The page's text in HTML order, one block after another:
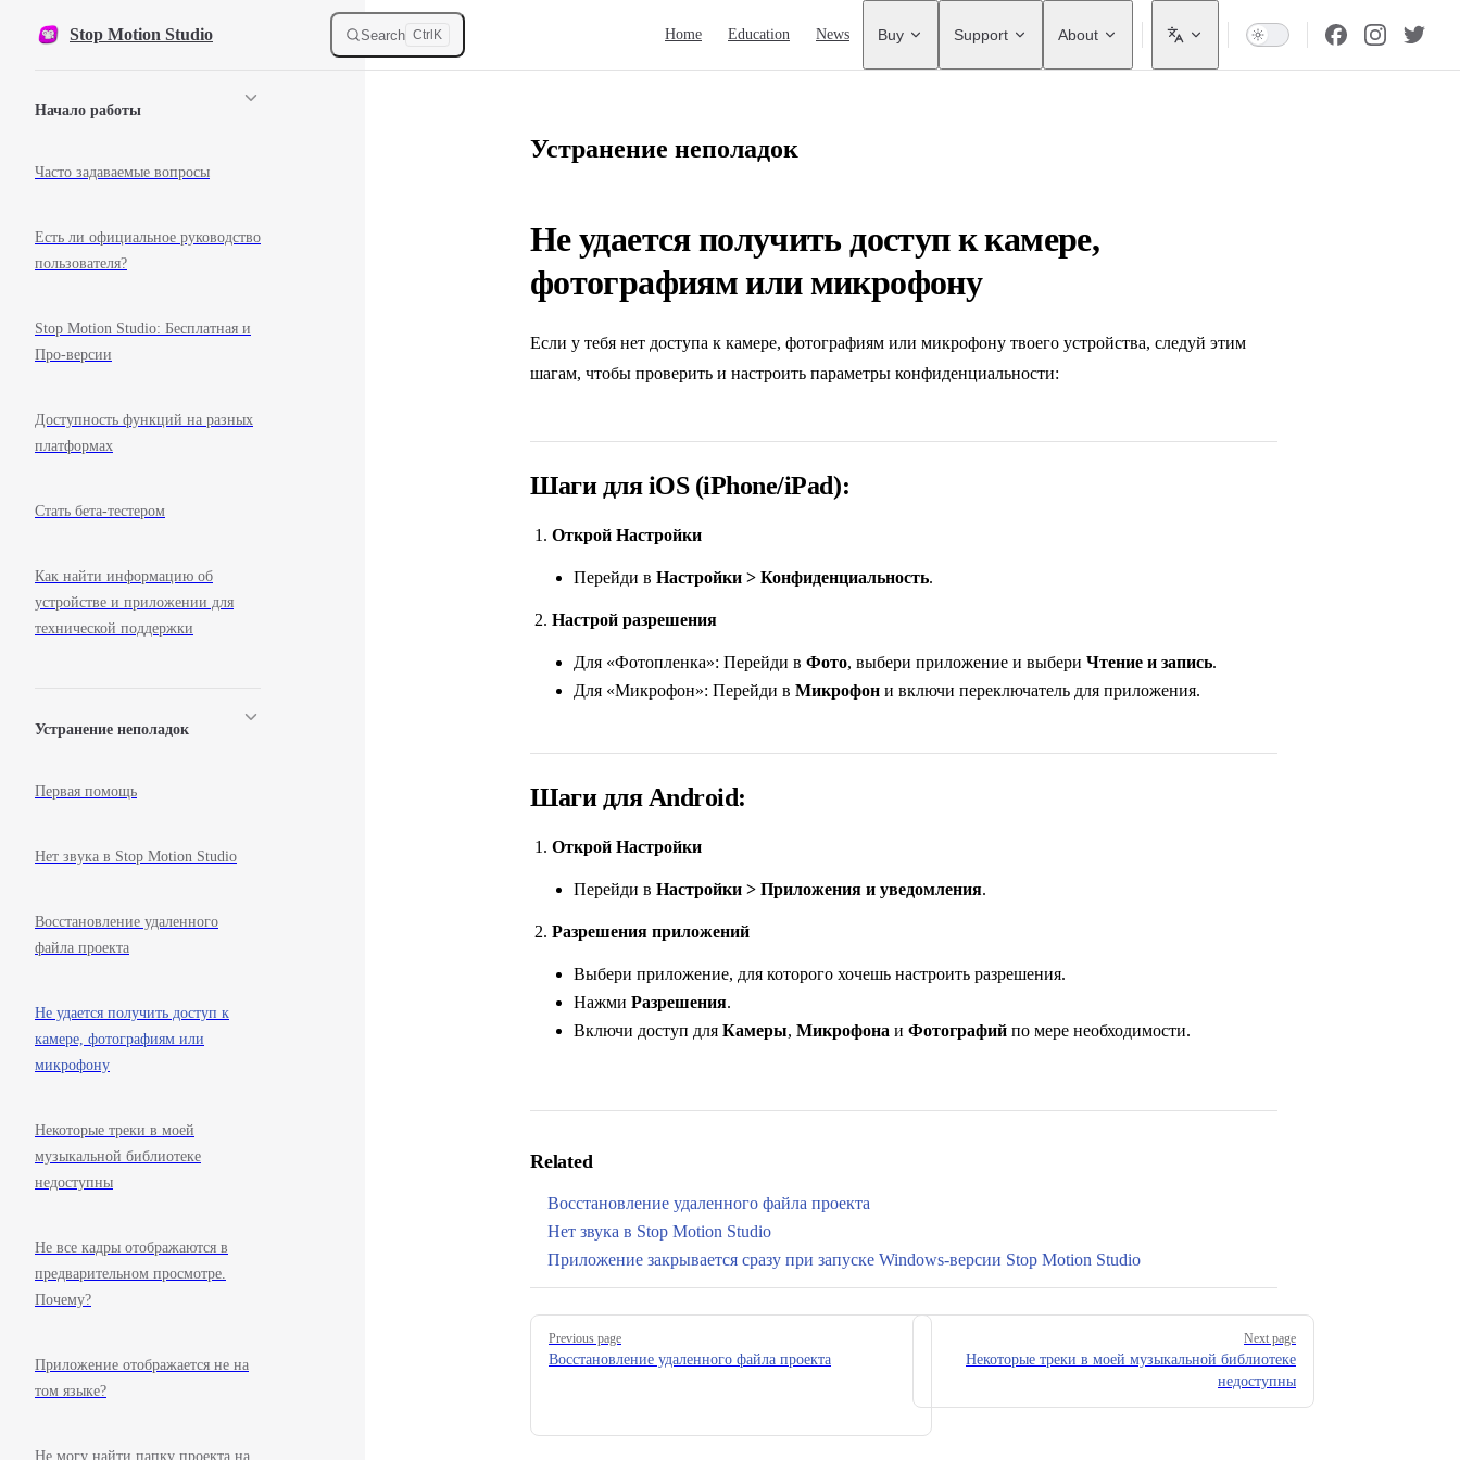
Skip to content
Stop Motion Studio Search Ctrl K Home Education News Buy Support About
Начало работы
Часто задаваемые вопросы
Есть ли официальное руководство
пользователя?
Stop Motion Studio: Бесплатная и
Про-версии
Доступность функций на разных
платформах
Стать бета-тестером
Как найти информацию об
устройстве и приложении для
технической поддержки
Устранение неполадок
Первая помощь
Нет звука в Stop Motion Studio
Восстановление удаленного
файла проекта
Не удается получить доступ к
камере, фотографиям или
микрофону
Некоторые треки в моей
музыкальной библиотеке
недоступны
Не все кадры отображаются в
предварительном просмотре.
Почему?
Приложение отображается не на
том языке?
Не могу найти папку проекта на
Устранение неполадок
Не удается получить доступ к камере,
фотографиям или микрофону
Если у тебя нет доступа к камере, фотографиям или микрофону твоего устройства, следуй этим
шагам, чтобы проверить и настроить параметры конфиденциальности:
Шаги для iOS (iPhone/iPad):
Открой Настройки
Перейди в Настройки > Конфиденциальность.
Настрой разрешения
Для «Фотопленка»: Перейди в Фото, выбери приложение и выбери Чтение и запись.
Для «Микрофон»: Перейди в Микрофон и включи переключатель для приложения.
Шаги для Android:
Открой Настройки
Перейди в Настройки > Приложения и уведомления.
Разрешения приложений
Выбери приложение, для которого хочешь настроить разрешения.
Нажми Разрешения.
Включи доступ для Камеры, Микрофона и Фотографий по мере необходимости.
Related
Восстановление удаленного файла проекта
Нет звука в Stop Motion Studio
Приложение закрывается сразу при запуске Windows-версии Stop Motion Studio
Pager
Previous page
Восстановление удаленного файла проекта
Next page
Некоторые треки в моей музыкальной библиотеке
недоступны